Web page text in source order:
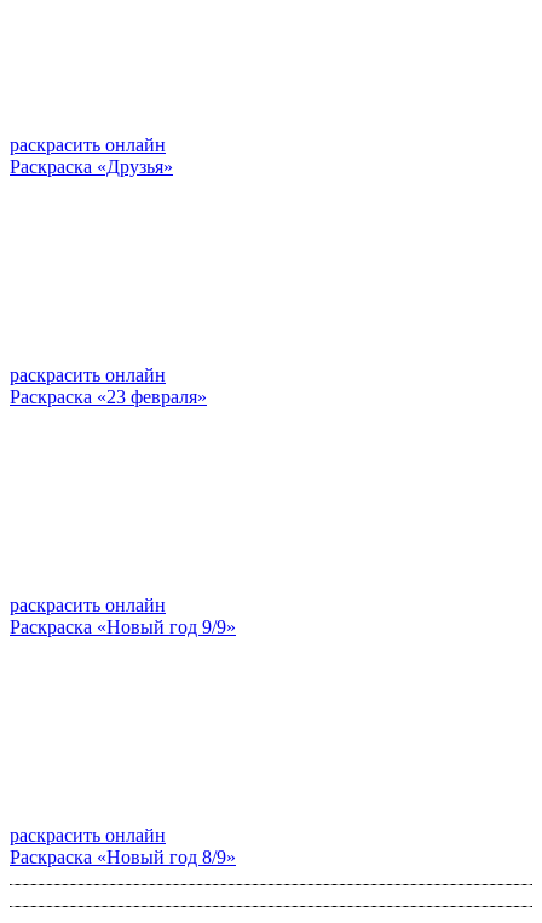
раскрасить онлайн
Раскраска «Друзья»
раскрасить онлайн
Раскраска «23 февраля»
раскрасить онлайн
Раскраска «Новый год 9/9»
раскрасить онлайн
Раскраска «Новый год 8/9»